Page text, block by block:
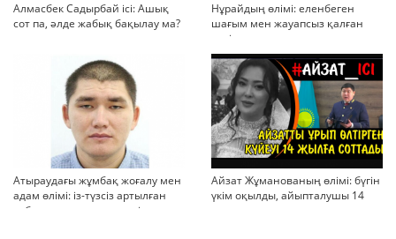
Алмасбек Садырбай ісі: Ашық
сот па, әлде жабық бақылау ма?
Нұрайдың өлімі: еленбеген
шағым мен жауапсыз қалған
қауіп
Атыраудағы жұмбақ жоғалу мен
адам өлімі: із-түзсіз артылған
отбасы, полиция тергеуі және
Айзат Жұманованың өлімі: бүгін
үкім оқылды, айыпталушы 14